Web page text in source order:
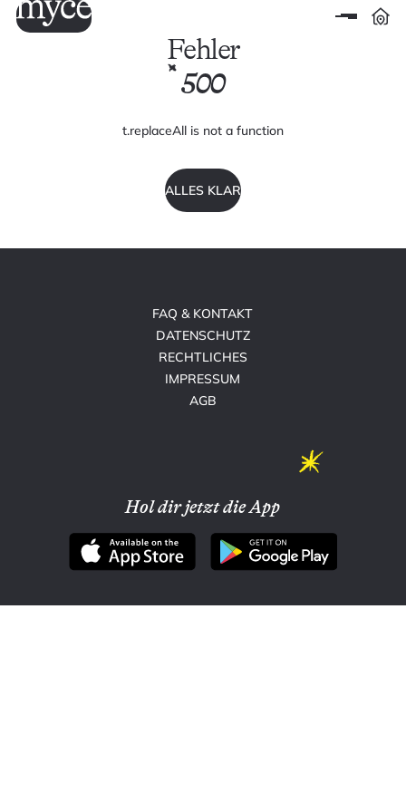
Fehler
500
t.replaceAll is not a function
ALLES KLAR
FAQ & KONTAKT
DATENSCHUTZ
RECHTLICHES
IMPRESSUM
AGB
Hol dir jetzt die App